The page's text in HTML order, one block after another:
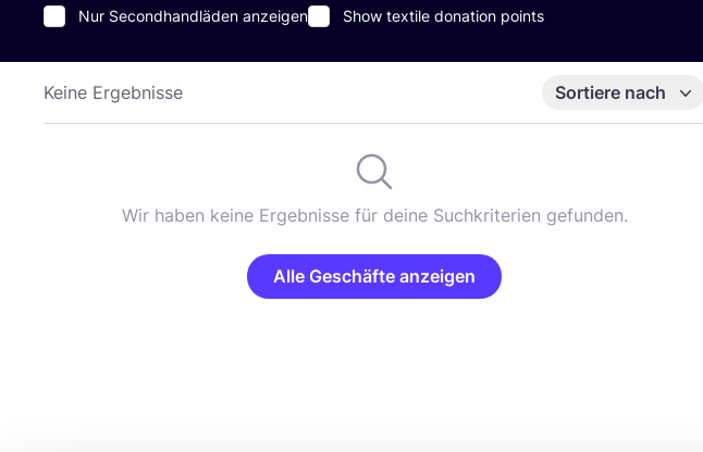
Nur Secondhandläden anzeigen Show textile donation points
Keine Ergebnisse Sortiere nach
Wir haben keine Ergebnisse für deine Suchkriterien gefunden.
Alle Geschäfte anzeigen